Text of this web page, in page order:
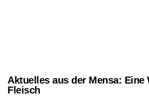
Aktuelles aus der Mensa: Eine
Fleisch